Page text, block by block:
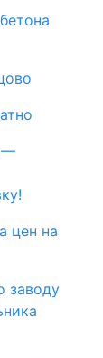
—
цен на
заводу